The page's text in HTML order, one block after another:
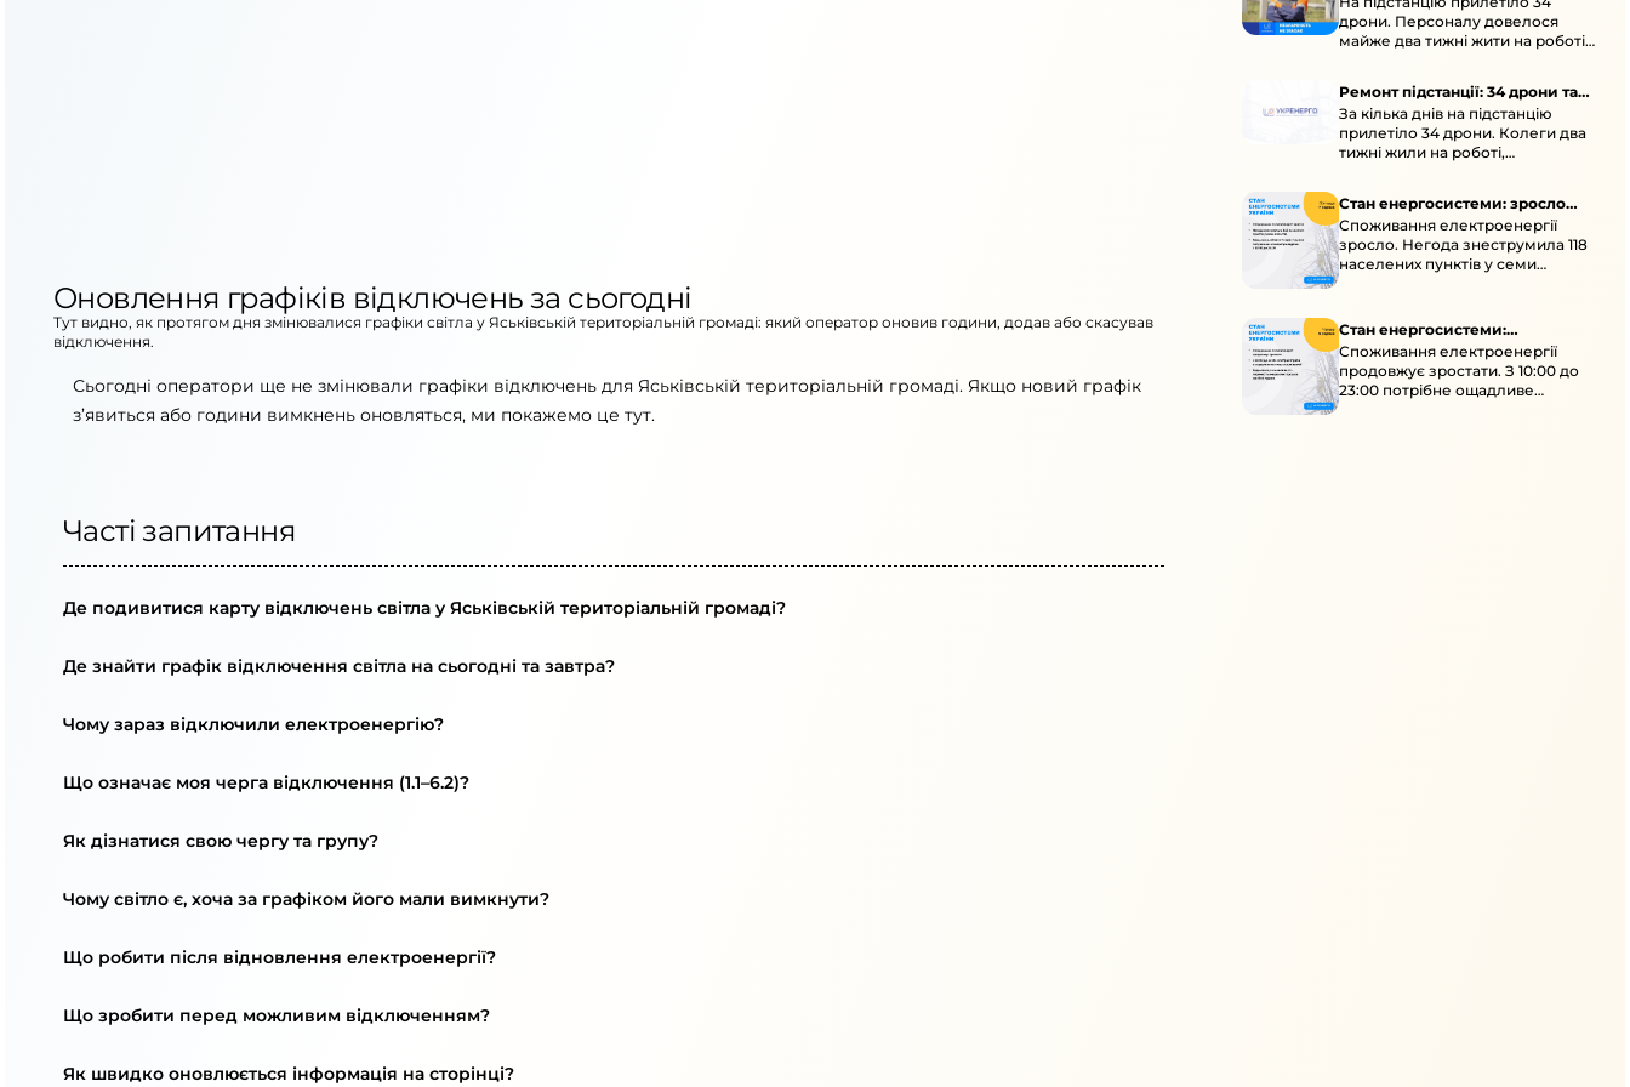
Оновлення графіків відключень за сьогодні
Тут видно, як протягом дня змінювалися графіки світла у Яськівській територіальній громаді: який оператор оновив години, додав або скасував
відключення.
Сьогодні оператори ще не змінювали графіки відключень для Яськівській територіальній громаді. Якщо новий графік
з’явиться або години вимкнень оновляться, ми покажемо це тут.
Часті запитання
Де подивитися карту відключень світла у Яськівській територіальній громаді?
Де знайти графік відключення світла на сьогодні та завтра?
Чому зараз відключили електроенергію?
Що означає моя черга відключення (1.1–6.2)?
Як дізнатися свою чергу та групу?
Чому світло є, хоча за графіком його мали вимкнути?
Що робити після відновлення електроенергії?
Що зробити перед можливим відключенням?
Як швидко оновлюється інформація на сторінці?
підстанції
дрони. Персоналу довелося
майже два тижні жити на роботі
Ремонт підстанції: 34 дрони та
окупація
За кілька днів на підстанцію
прилетіло 34 дрони. Колеги два
тижні жили на роботі,
Стан енергосистеми: зросло
споживання через негоду
Споживання електроенергії
зросло. Негода знеструмила 118
населених пунктів у семи
областях. Обмежте
електроприладами 10:00–23:00.
Стан енергосистеми:
споживання зростає
Споживання електроенергії
продовжує зростати. З 10:00 до
23:00 потрібне ощадливе
енергоспоживання, а